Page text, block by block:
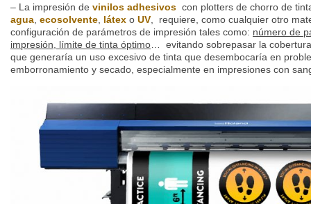
– La impresión de vinilos adhesivos con plotters de chorro de
agua ecosolvente látex o UV , requiere, como cualquier otro
configuración de parámetros de impresión tales como: número de
impresión, límite de tinta óptimo … evitando sobrepasar la
que generaría un uso excesivo de tinta que desembocaría en
emborronamiento y secado, especialmente en impresiones con